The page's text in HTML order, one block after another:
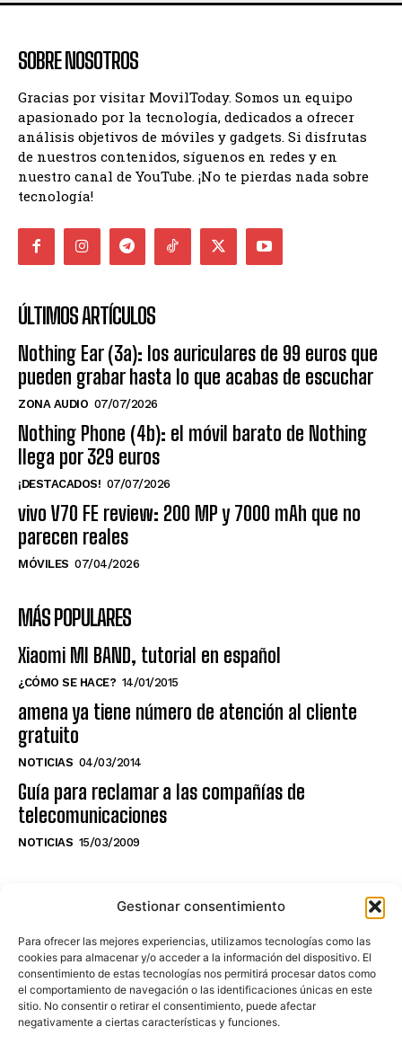
Gestionar consentimiento
Para ofrecer las mejores experiencias, utilizamos tecnologías como las
cookies para almacenar y/o acceder a la información del dispositivo. El
consentimiento de estas tecnologías nos permitirá procesar datos como
el comportamiento de navegación o las identificaciones únicas en este
sitio. No consentir o retirar el consentimiento, puede afectar
negativamente a ciertas características y funciones.
SOBRE NOSOTROS
Gracias por visitar MovilToday. Somos un equipo
apasionado por la tecnología, dedicados a ofrecer
análisis objetivos de móviles y gadgets. Si disfrutas
de nuestros contenidos, síguenos en redes y en
nuestro canal de YouTube. ¡No te pierdas nada sobre
tecnología!
ÚLTIMOS ARTÍCULOS
Nothing Ear (3a): los auriculares de 99 euros que
pueden grabar hasta lo que acabas de escuchar
ZONA AUDIO 07/07/2026
Nothing Phone (4b): el móvil barato de Nothing
llega por 329 euros
¡DESTACADOS! 07/07/2026
vivo V70 FE review: 200 MP y 7000 mAh que no
parecen reales
MÓVILES 07/04/2026
MÁS POPULARES
Xiaomi MI BAND, tutorial en español
¿CÓMO SE HACE? 14/01/2015
amena ya tiene número de atención al cliente
gratuito
NOTICIAS 04/03/2014
Guía para reclamar a las compañías de
telecomunicaciones
NOTICIAS 15/03/2009
NO TE PIERDAS LO ÚLTIMO DEL CANAL
Haz clic en «Estoy de acuerdo» para
activar Youtube
POLÍTICA DE COOKIES